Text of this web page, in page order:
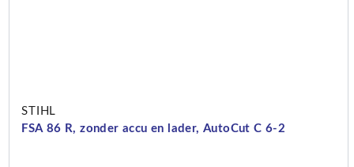
STIHL
FSA 86 R, zonder accu en lader, AutoCut C 6-2